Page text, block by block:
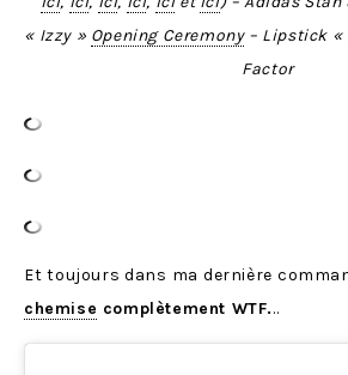
« Izzy » Opening Ceremony– Lipstick «
Factor
Et toujours dans ma dernière
chemise complètement WTF...